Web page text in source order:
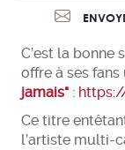
C’est la bonne
offre à ses
jamais" :
Ce titre
l’artiste multi-